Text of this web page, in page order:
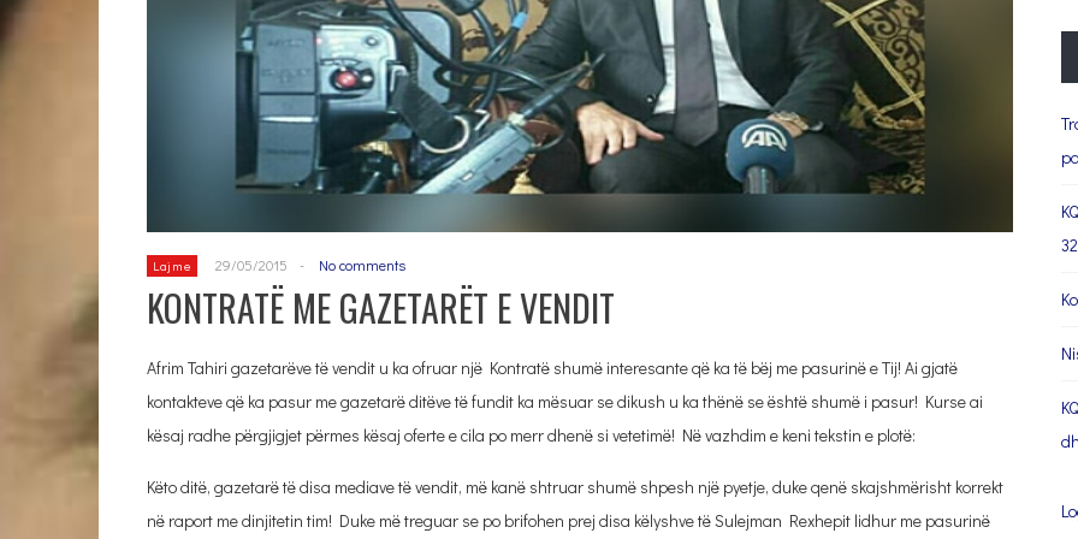
Lajme 29/05/2015 - No comments
KONTRATË ME GAZETARËT E VENDIT
Afrim Tahiri gazetarëve të vendit u ka ofruar një Kontratë shumë interesante që ka të bëj me pasurinë e Tij! Ai gjatë
kontakteve që ka pasur me gazetarë ditëve të fundit ka mësuar se dikush u ka thënë se është shumë i pasur! Kurse ai
kësaj radhe përgjigjet përmes kësaj oferte e cila po merr dhenë si vetetimë! Në vazhdim e keni tekstin e plotë:
Këto ditë, gazetarë të disa mediave të vendit, më kanë shtruar shumë shpesh një pyetje, duke qenë skajshmërisht korrekt
në raport me dinjitetin tim! Duke më treguar se po brifohen prej disa këlyshve të Sulejman Rexhepit lidhur me pasurinë